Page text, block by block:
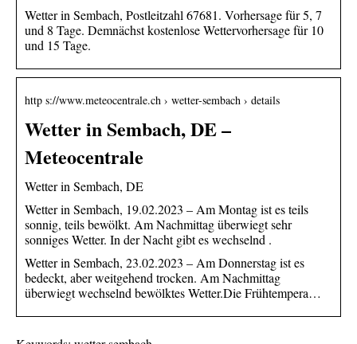
Wetter in Sembach, Postleitzahl 67681. Vorhersage für 5, 7
und 8 Tage. Demnächst kostenlose Wettervorhersage für 10
und 15 Tage.
http s://www.meteocentrale.ch › wetter-sembach › details
Wetter in Sembach, DE –
Meteocentrale
Wetter in Sembach, DE
Wetter in Sembach, 19.02.2023 – Am Montag ist es teils
sonnig, teils bewölkt. Am Nachmittag überwiegt sehr
sonniges Wetter. In der Nacht gibt es wechselnd .
Wetter in Sembach, 23.02.2023 – Am Donnerstag ist es
bedeckt, aber weitgehend trocken. Am Nachmittag
überwiegt wechselnd bewölktes Wetter.Die Frühtempera…